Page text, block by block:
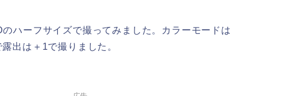
ハーフサイズで撮ってみました。カラーモードは
出は＋1で撮りました。